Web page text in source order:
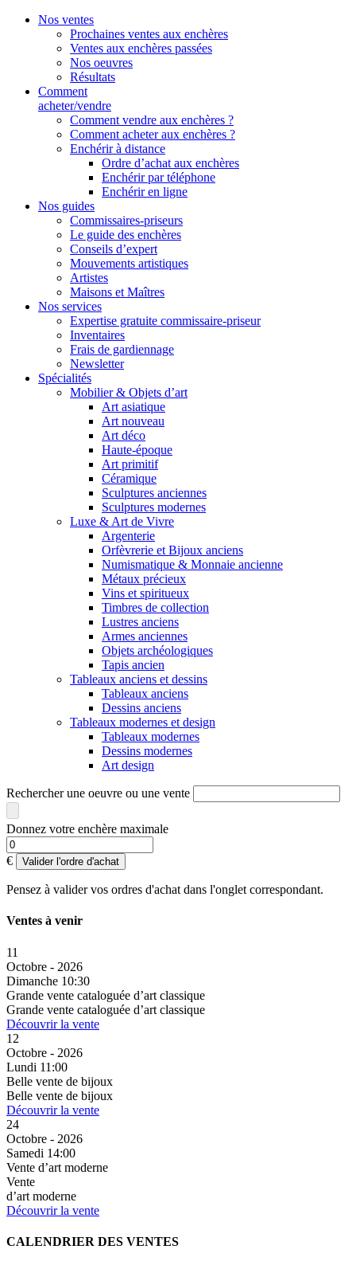
Nos ventes
Prochaines ventes aux enchères
Ventes aux enchères passées
Nos oeuvres
Résultats
Comment
acheter/vendre
Comment vendre aux enchères ?
Comment acheter aux enchères ?
Enchérir à distance
Ordre d’achat aux enchères
Enchérir par téléphone
Enchérir en ligne
Nos guides
Commissaires-priseurs
Le guide des enchères
Conseils d’expert
Mouvements artistiques
Artistes
Maisons et Maîtres
Nos services
Expertise gratuite commissaire-priseur
Inventaires
Frais de gardiennage
Newsletter
Spécialités
Mobilier & Objets d’art
Art asiatique
Art nouveau
Art déco
Haute-époque
Art primitif
Céramique
Sculptures anciennes
Sculptures modernes
Luxe & Art de Vivre
Argenterie
Orfèvrerie et Bijoux anciens
Numismatique & Monnaie ancienne
Métaux précieux
Vins et spiritueux
Timbres de collection
Lustres anciens
Armes anciennes
Objets archéologiques
Tapis ancien
Tableaux anciens et dessins
Tableaux anciens
Dessins anciens
Tableaux modernes et design
Tableaux modernes
Dessins modernes
Art design
Rechercher une oeuvre ou une vente
Donnez votre enchère maximale
€ Valider l'ordre d'achat
Pensez à valider vos ordres d'achat dans l'onglet correspondant.
Ventes à venir
11
Octobre - 2026
Dimanche 10:30
Grande vente cataloguée d’art classique
Grande vente cataloguée d’art classique
Découvrir la vente
12
Octobre - 2026
Lundi 11:00
Belle vente de bijoux
Belle vente de bijoux
Découvrir la vente
24
Octobre - 2026
Samedi 14:00
Vente d’art moderne
Vente
d’art moderne
Découvrir la vente
CALENDRIER DES VENTES